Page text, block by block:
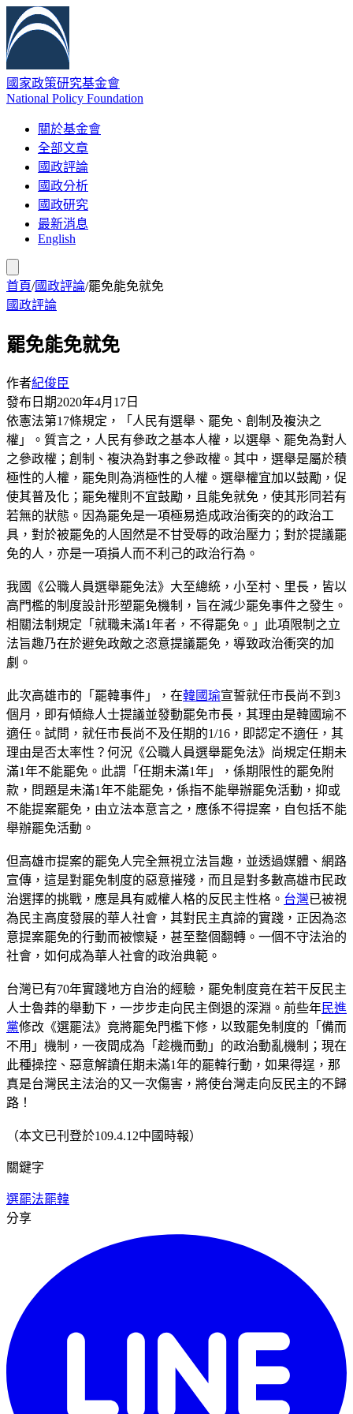
國家政策研究基金會
National Policy Foundation
關於基金會
全部文章
國政評論
國政分析
國政研究
最新消息
English
首頁/國政評論/罷免能免就免
國政評論
罷免能免就免
作者紀俊臣
發布日期2020年4月17日
依憲法第17條規定，「人民有選舉、罷免、創制及複決之
權」。質言之，人民有參政之基本人權，以選舉、罷免為對人
之參政權；創制、複決為對事之參政權。其中，選舉是屬於積
極性的人權，罷免則為消極性的人權。選舉權宜加以鼓勵，促
使其普及化；罷免權則不宜鼓勵，且能免就免，使其形同若有
若無的狀態。因為罷免是一項極易造成政治衝突的的政治工
具，對於被罷免的人固然是不甘受辱的政治壓力；對於提議罷
免的人，亦是一項損人而不利己的政治行為。
我國《公職人員選舉罷免法》大至總統，小至村、里長，皆以
高門檻的制度設計形塑罷免機制，旨在減少罷免事件之發生。
相關法制規定「就職未滿1年者，不得罷免。」此項限制之立
法旨趣乃在於避免政敵之恣意提議罷免，導致政治衝突的加
劇。
此次高雄市的「罷韓事件」，在韓國瑜宣誓就任市長尚不到3
個月，即有傾綠人士提議並發動罷免市長，其理由是韓國瑜不
適任。試問，就任市長尚不及任期的1/16，即認定不適任，其
理由是否太率性？何況《公職人員選舉罷免法》尚規定任期未
滿1年不能罷免。此謂「任期未滿1年」，係期限性的罷免附
款，問題是未滿1年不能罷免，係指不能舉辦罷免活動，抑或
不能提案罷免，由立法本意言之，應係不得提案，自包括不能
舉辦罷免活動。
但高雄市提案的罷免人完全無視立法旨趣，並透過媒體、網路
宣傳，這是對罷免制度的惡意摧殘，而且是對多數高雄市民政
治選擇的挑戰，應是具有威權人格的反民主性格。 台灣已被視
為民主高度發展的華人社會，其對民主真諦的實踐，正因為恣
意提案罷免的行動而被懷疑，甚至整個翻轉。一個不守法治的
社會，如何成為華人社會的政治典範。
台灣已有70年實踐地方自治的經驗，罷免制度竟在若干反民主
人士魯莽的舉動下，一步步走向民主倒退的深淵。前些年民進
黨修改《選罷法》竟將罷免門檻下修，以致罷免制度的「備而
不用」機制，一夜間成為「趁機而動」的政治動亂機制；現在
此種操控、惡意解讀任期未滿1年的罷韓行動，如果得逞，那
真是台灣民主法治的又一次傷害，將使台灣走向反民主的不歸
路！
（本文已刊登於109.4.12中國時報）
關鍵字
選罷法罷韓
分享